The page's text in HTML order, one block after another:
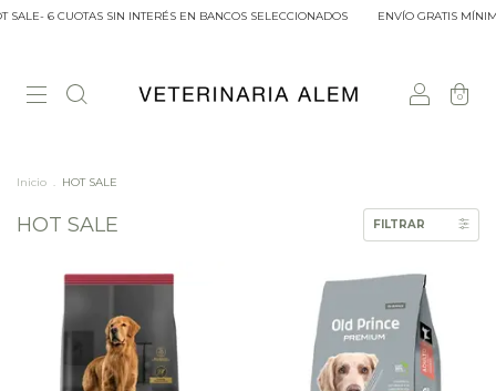
6 CUOTAS SIN INTERÉS EN BANCOS SELECCIONADOS ENVÍO GRATIS
0
Inicio . HOT SALE
HOT SALE FILTRAR